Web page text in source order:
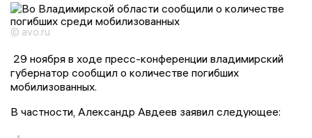
© avo.ru
29 ноября в ходе пресс-конференции владимирский
губернатор сообщил о количестве погибших
мобилизованных.
В частности, Александр Авдеев заявил следующее: